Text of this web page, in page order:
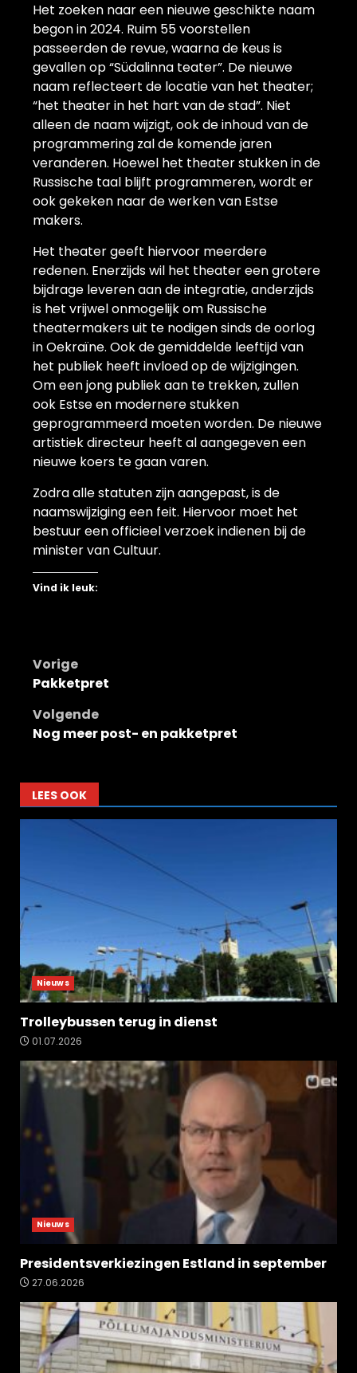
Het zoeken naar een nieuwe geschikte naam
begon in 2024. Ruim 55 voorstellen
passeerden de revue, waarna de keus is
gevallen op “Südalinna teater”. De nieuwe
naam reflecteert de locatie van het theater;
“het theater in het hart van de stad”. Niet
alleen de naam wijzigt, ook de inhoud van de
programmering zal de komende jaren
veranderen. Hoewel het theater stukken in de
Russische taal blijft programmeren, wordt er
ook gekeken naar de werken van Estse
makers.
Het theater geeft hiervoor meerdere
redenen. Enerzijds wil het theater een grotere
bijdrage leveren aan de integratie, anderzijds
is het vrijwel onmogelijk om Russische
theatermakers uit te nodigen sinds de oorlog
in Oekraïne. Ook de gemiddelde leeftijd van
het publiek heeft invloed op de wijzigingen.
Om een jong publiek aan te trekken, zullen
ook Estse en modernere stukken
geprogrammeerd moeten worden. De nieuwe
artistiek directeur heeft al aangegeven een
nieuwe koers te gaan varen.
Zodra alle statuten zijn aangepast, is de
naamswijziging een feit. Hiervoor moet het
bestuur een officieel verzoek indienen bij de
minister van Cultuur.
Vind ik leuk:
Bericht
navigatie
Vorige
Pakketpret
Volgende
Nog meer post- en pakketpret
LEES OOK
Nieuws
Trolleybussen terug in dienst
01.07.2026
Nieuws
Presidentsverkiezingen Estland in september
27.06.2026